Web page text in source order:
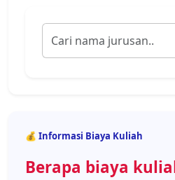
💰 Informasi Biaya Kuliah
Berapa biaya